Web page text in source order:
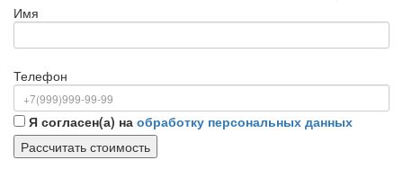
Имя
Телефон
Я согласен(а) на обработку персональных данных